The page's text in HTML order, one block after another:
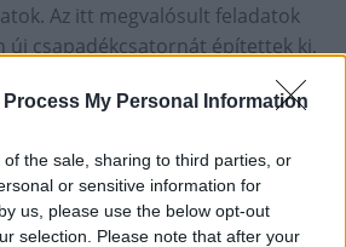
Process My Personal Information
the sale, sharing to third parties, or
or sensitive information for
us, please use the below opt-out
selection. Please note that after your
Az itt megvalósult feladatok
új csapadékcsatornát építettek ki,
rendszer gondoskodik a
gondoskodtak, ezáltal a
sem csökkent – részletezték a